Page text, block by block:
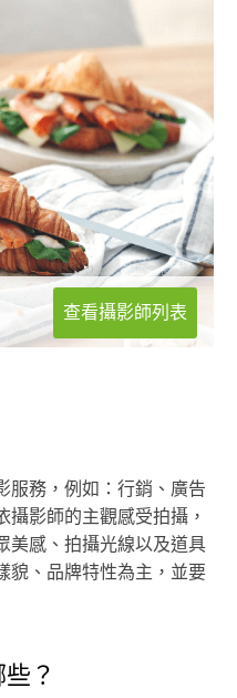
查看攝影師列表
服務，例如：行銷、廣告
攝影師的主觀感受拍攝，
美感、拍攝光線以及道具
貌、品牌特性為主，並要
？